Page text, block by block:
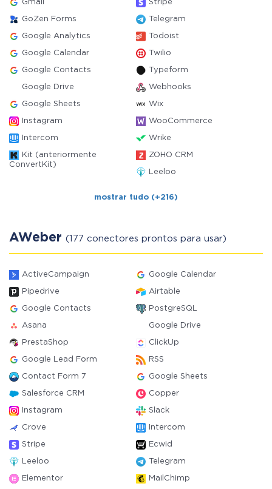
Gmail Stripe
GoZen Forms Telegram
Google Analytics Todoist
Google Calendar Twilio
Google Contacts Typeform
Google Drive Webhooks
Google Sheets Wix
Instagram WooCommerce
Intercom Wrike
Kit (anteriormente
ConvertKit)
ZOHO CRM
Leeloo
mostrar tudo (+216)
AWeber (177 conectores prontos para usar)
ActiveCampaign Google Calendar
Pipedrive Airtable
Google Contacts PostgreSQL
Asana Google Drive
PrestaShop ClickUp
Google Lead Form RSS
Contact Form 7 Google Sheets
Salesforce CRM Copper
Instagram Slack
Crove Intercom
Stripe Ecwid
Leeloo Telegram
Elementor MailChimp